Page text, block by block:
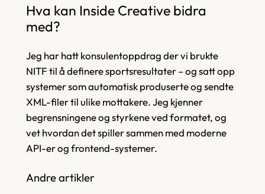
Hva kan Inside Creative bidra
med?
Jeg har hatt konsulentoppdrag der vi brukte
NITF til å definere sportsresultater – og satt opp
systemer som automatisk produserte og sendte
XML-filer til ulike mottakere. Jeg kjenner
begrensningene og styrkene ved formatet, og
vet hvordan det spiller sammen med moderne
API-er og frontend-systemer.
Andre artikler